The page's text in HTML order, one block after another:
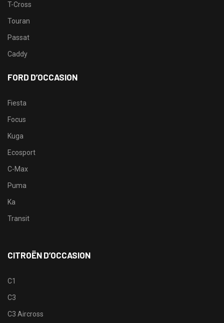
T-Cross
Touran
Passat
Caddy
FORD D’OCCASION
Fiesta
Focus
Kuga
Ecosport
C-Max
Puma
Ka
Transit
CITROËN D’OCCASION
C1
C3
C3 Aircross